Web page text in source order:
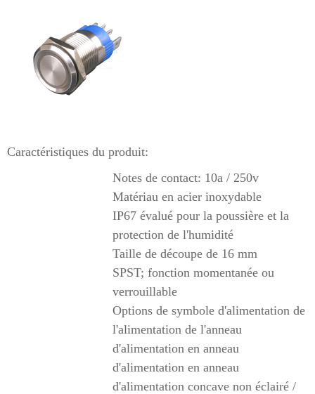
Caractéristiques du produit:
Notes de contact: 10a / 250v
Matériau en acier inoxydable
IP67 évalué pour la poussière et la
protection de l'humidité
Taille de découpe de 16 mm
SPST; fonction momentanée ou
verrouillable
Options de symbole d'alimentation de
l'alimentation de l'anneau
d'alimentation en anneau
d'alimentation en anneau
d'alimentation concave non éclairé /